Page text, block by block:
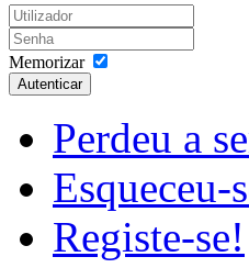
Memorizar
Autenticar
Perdeu a
Registe-se!